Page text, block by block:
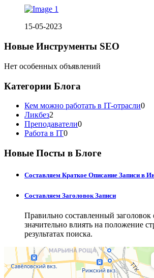
15-05-2023
Новые Инструменты SEO
Нет особенных объявлений
Категории Блога
Кем можно работать в IT-отрасли0
Ликбез2
Преподаватели0
Работа в IT0
Новые Посты в Блоге
Составляем Краткое Описание Записи в
Составляем Заголовок Записи
Правильно составленный заголовок
значительно влиять на положение
результатах поиска.